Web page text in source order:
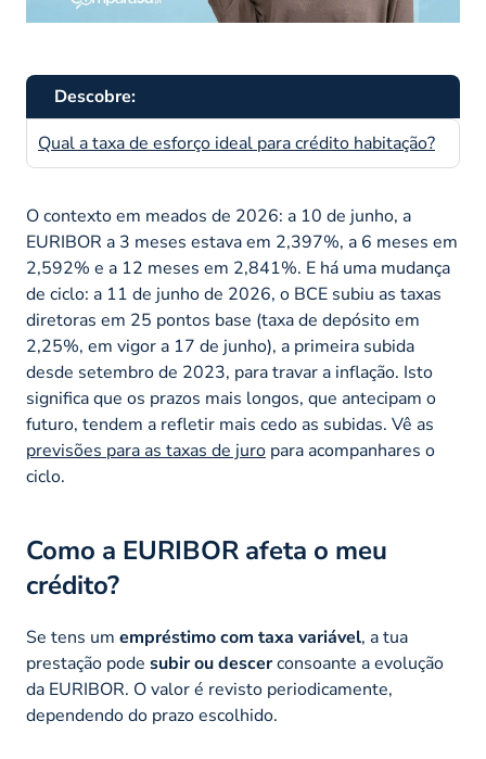
Descobre:
Qual a taxa de esforço ideal para crédito habitação?
O contexto em meados de 2026: a 10 de junho, a
EURIBOR a 3 meses estava em 2,397%, a 6 meses em
2,592% e a 12 meses em 2,841%. E há uma mudança
de ciclo: a 11 de junho de 2026, o BCE subiu as taxas
diretoras em 25 pontos base (taxa de depósito em
2,25%, em vigor a 17 de junho), a primeira subida
desde setembro de 2023, para travar a inflação. Isto
significa que os prazos mais longos, que antecipam o
futuro, tendem a refletir mais cedo as subidas. Vê as
previsões para as taxas de juro para acompanhares o
ciclo.
Como a EURIBOR afeta o meu
crédito?
Se tens um empréstimo com taxa variável, a tua
prestação pode subir ou descerconsoante a evolução
da EURIBOR. O valor é revisto periodicamente,
dependendo do prazo escolhido.